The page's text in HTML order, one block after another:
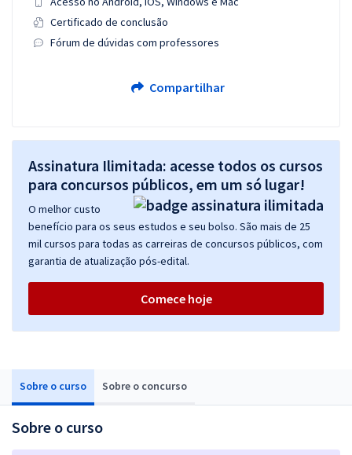
Sobre o curso Sobre o concurso
Sobre o curso
Certificado de conclusão
Fórum de dúvidas com professores
Compartilhar
Assinatura Ilimitada: acesse todos os cursos
para concursos públicos, em um só lugar!
O melhor custo
benefício para os seus estudos e seu bolso. São mais de 25
mil cursos para todas as carreiras de concursos públicos, com
garantia de atualização pós-edital.
Comece hoje